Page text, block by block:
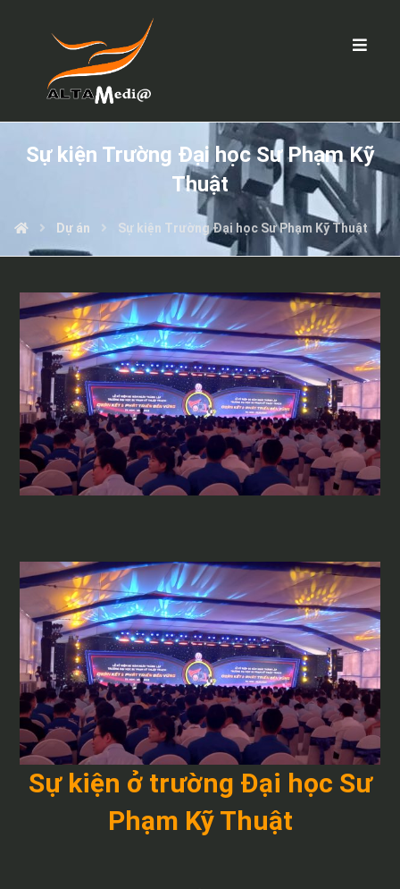
Sự kiện Trường Đại học Sư Phạm Kỹ
Thuật
Dự án Sự kiện Trường Đại học Sư Phạm Kỹ Thuật
Sự kiện ở trường Đại học Sư
Phạm Kỹ Thuật